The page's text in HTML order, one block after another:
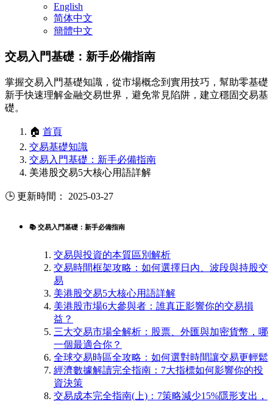
English
简体中文
簡體中文
交易入門基礎：新手必備指南
掌握交易入門基礎知識，從市場概念到實用技巧，幫助零基礎
新手快速理解金融交易世界，避免常見陷阱，建立穩固交易基
礎。
🏠 首頁
交易基礎知識
交易入門基礎：新手必備指南
美港股交易5大核心用語詳解
🕒 更新時間： 2025-03-27
📚 交易入門基礎：新手必備指南
交易與投資的本質區別解析
交易時間框架攻略：如何選擇日內、波段與持股交
易
美港股交易5大核心用語詳解
美港股市場6大參與者：誰真正影響你的交易損
益？
三大交易市場全解析：股票、外匯與加密貨幣，哪
一個最適合你？
全球交易時區全攻略：如何選對時間讓交易更輕鬆
經濟數據解讀完全指南：7大指標如何影響你的投
資決策
交易成本完全指南(上)：7策略減少15%隱形支出，